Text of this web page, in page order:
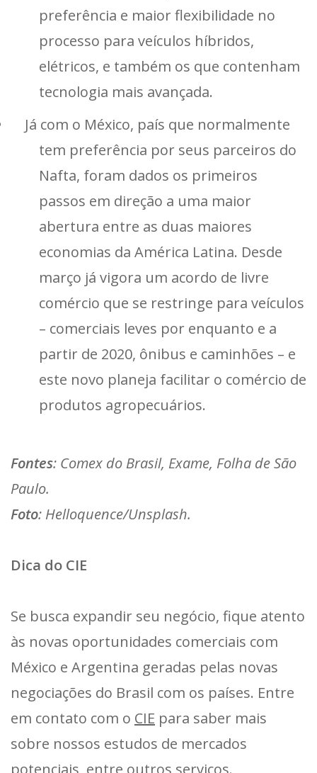
preferência e maior flexibilidade no
processo para veículos híbridos,
elétricos, e também os que contenham
tecnologia mais avançada.
Já com o México, país que normalmente
tem preferência por seus parceiros do
Nafta, foram dados os primeiros
passos em direção a uma maior
abertura entre as duas maiores
economias da América Latina. Desde
março já vigora um acordo de livre
comércio que se restringe para veículos
– comerciais leves por enquanto e a
partir de 2020, ônibus e caminhões – e
este novo planeja facilitar o comércio de
produtos agropecuários.
Fontes: Comex do Brasil, Exame, Folha de São
Paulo.
Foto: Helloquence/Unsplash.
Dica do CIE
Se busca expandir seu negócio, fique atento
às novas oportunidades comerciais com
México e Argentina geradas pelas novas
negociações do Brasil com os países. Entre
em contato com o CIE para saber mais
sobre nossos estudos de mercados
potenciais, entre outros serviços.